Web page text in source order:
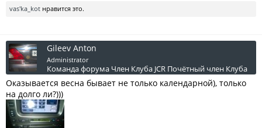
vas'ka_kot нравится это.
Gileev Anton
Administrator
Команда форума Член Клуба JCR Почётный член Клуба
Оказывается весна бывает не только календарной), только
на долго ли?)))